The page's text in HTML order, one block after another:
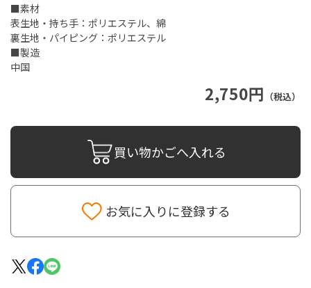
2,750円 （税込）
■素材
表生地・持ち手：ポリエステル、綿
裏生地・パイピング：ポリエステル
■製造
中国
買い物かごへ入れる
お気に入りに登録する